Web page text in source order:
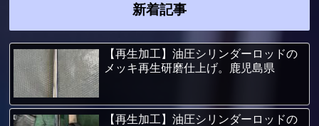
新着記事
【再生加工】油圧シリンダーロッドの
メッキ再生研磨仕上げ。鹿児島県
【再生加工】油圧シリンダーロッドの